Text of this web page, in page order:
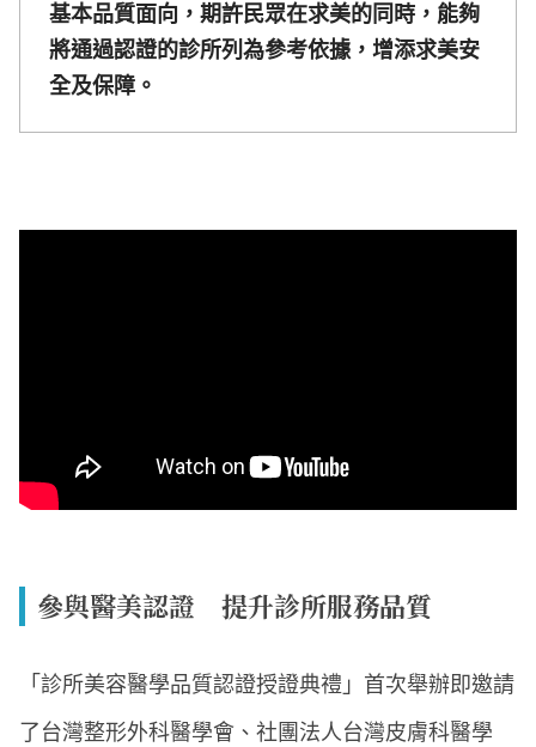
基本品質面向，期許民眾在求美的同時，能夠
將通過認證的診所列為參考依據，增添求美安
全及保障。
參與醫美認證 提升診所服務品質
「診所美容醫學品質認證授證典禮」首次舉辦即邀請
了台灣整形外科醫學會、社團法人台灣皮膚科醫學